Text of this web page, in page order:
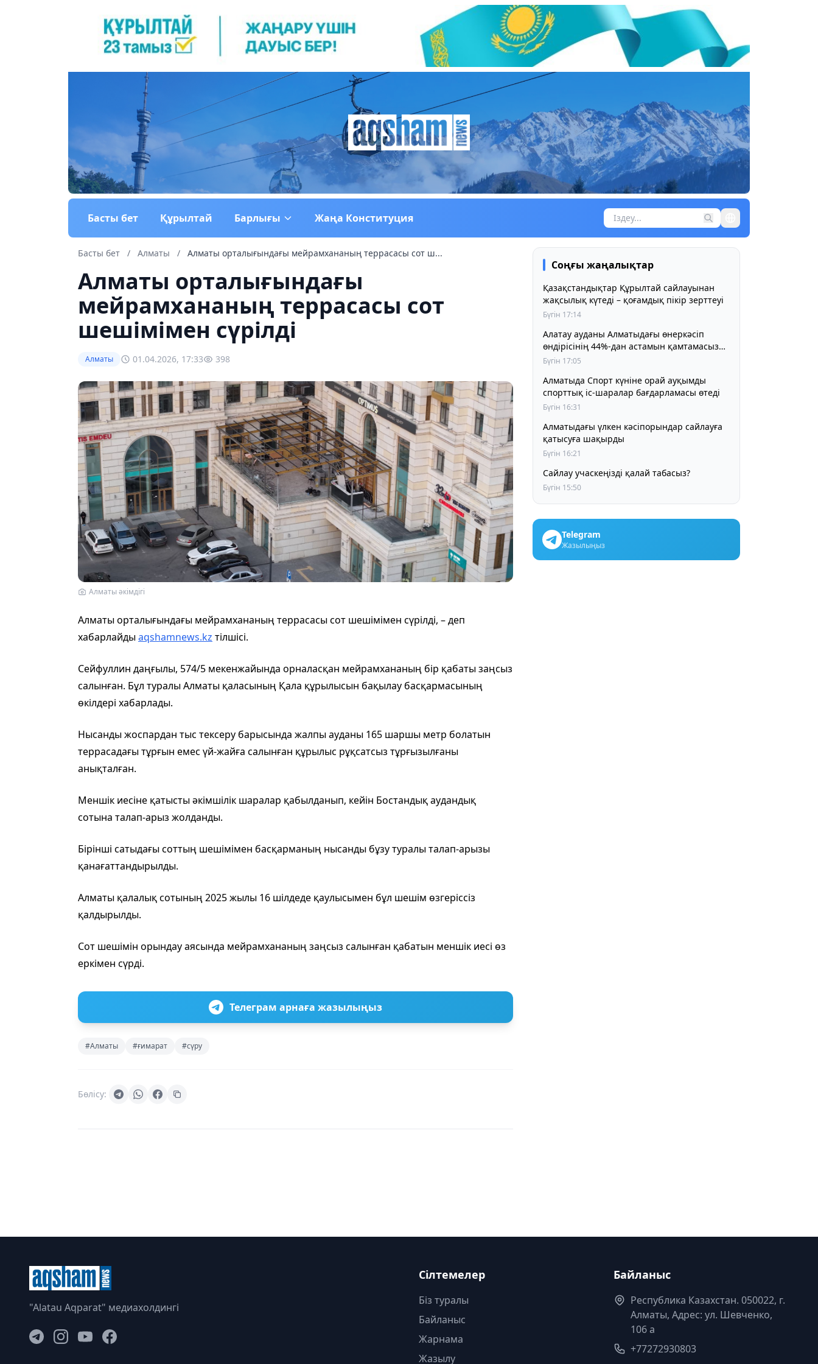
Басты бет Құрылтай Барлығы Жаңа Конституция
Басты бет / Алматы / Алматы орталығындағы мейрамхананың террасасы сот ш...
Алматы орталығындағы
мейрамхананың террасасы сот
шешімімен сүрілді
Алматы 01.04.2026, 17:33 398
Алматы әкімдігі
Алматы орталығындағы мейрамхананың террасасы сот шешімімен сүрілді, – деп
хабарлайдыaqshamnews.kz тілшісі.
Сейфуллин даңғылы, 574/5 мекенжайында орналасқан мейрамхананың бір қабаты заңсыз
салынған. Бұл туралы Алматы қаласының Қала құрылысын бақылау басқармасының
өкілдері хабарлады.
Нысанды жоспардан тыс тексеру барысында жалпы ауданы 165 шаршы метр болатын
террасадағы тұрғын емес үй-жайға салынған құрылыс рұқсатсыз тұрғызылғаны
анықталған.
Меншік иесіне қатысты әкімшілік шаралар қабылданып, кейін Бостандық аудандық
сотына талап-арыз жолданды.
Бірінші сатыдағы соттың шешімімен басқарманың нысанды бұзу туралы талап-арызы
қанағаттандырылды.
Алматы қалалық сотының 2025 жылы 16 шілдеде қаулысымен бұл шешім өзгеріссіз
қалдырылды.
Сот шешімін орындау аясында мейрамхананың заңсыз салынған қабатын меншік иесі өз
еркімен сүрді.
Телеграм арнаға жазылыңыз
#Алматы #ғимарат #сүру
Бөлісу:
Соңғы жаңалықтар
Қазақстандықтар Құрылтай сайлауынан
жақсылық күтеді – қоғамдық пікір зерттеуі
Бүгін 17:14
Алатау ауданы Алматыдағы өнеркәсіп
өндірісінің 44%-дан астамын қамтамасыз
етіп отыр
Бүгін 17:05
Алматыда Спорт күніне орай ауқымды
спорттық іс-шаралар бағдарламасы өтеді
Бүгін 16:31
Алматыдағы үлкен кәсіпорындар сайлауға
қатысуға шақырды
Бүгін 16:21
Сайлау учаскеңізді қалай табасыз?
Бүгін 15:50
Telegram
Жазылыңыз
"Alatau Aqparat" медиахолдингі
Сілтемелер
Біз туралы
Байланыс
Жарнама
Жазылу
Байланыс
Республика Казахстан. 050022, г.
Алматы, Адрес: ул. Шевченко,
106 а
+77272930803